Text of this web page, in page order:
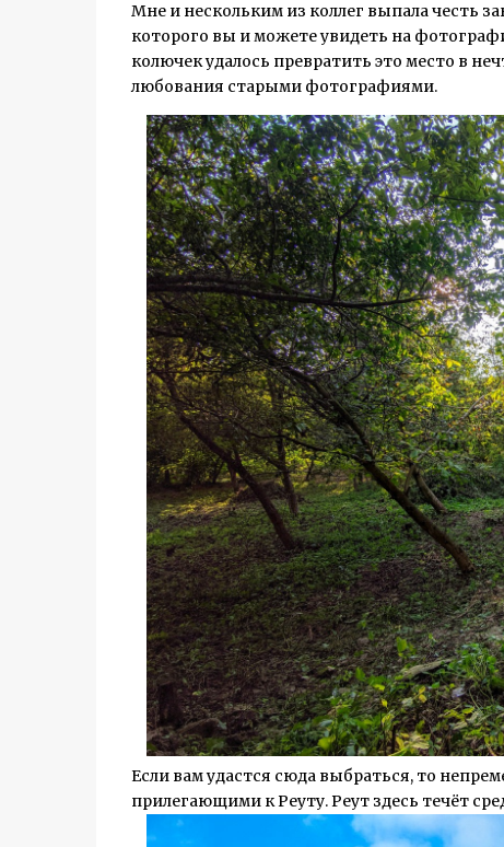
Мне и нескольким из коллег выпала честь
которого вы и можете увидеть на
колючек удалось превратить это место в
любования старыми фотографиями.
Если вам удастся сюда выбраться, то
прилегающими к Реуту. Реут здесь течёт